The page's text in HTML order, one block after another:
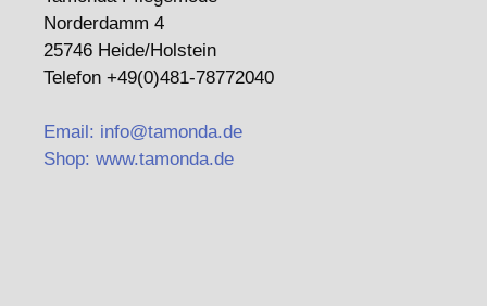
Norderdamm 4
25746 Heide/Holstein
Telefon +49(0)481-78772040
Email: info@tamonda.de
Shop: www.tamonda.de